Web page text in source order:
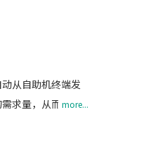
从自助机终端发
求量，从而减少
more...